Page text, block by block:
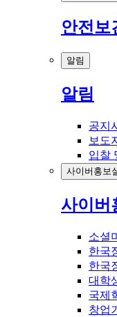
안전보
알림
알림
공지
보도
입찰
사이버홍보
사이버
소셜
한국
한국
대학
국제
창업